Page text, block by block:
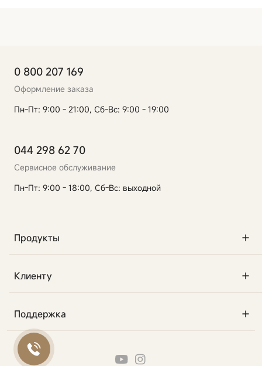
Продукты
Клиенту
Поддержка
0 800 207 169
Оформление заказа
Пн-Пт: 9:00 - 21:00, Сб-Вс: 9:00 - 19:00
044 298 62 70
Сервисное обслуживание
Пн-Пт: 9:00 - 18:00, Сб-Вс: выходной